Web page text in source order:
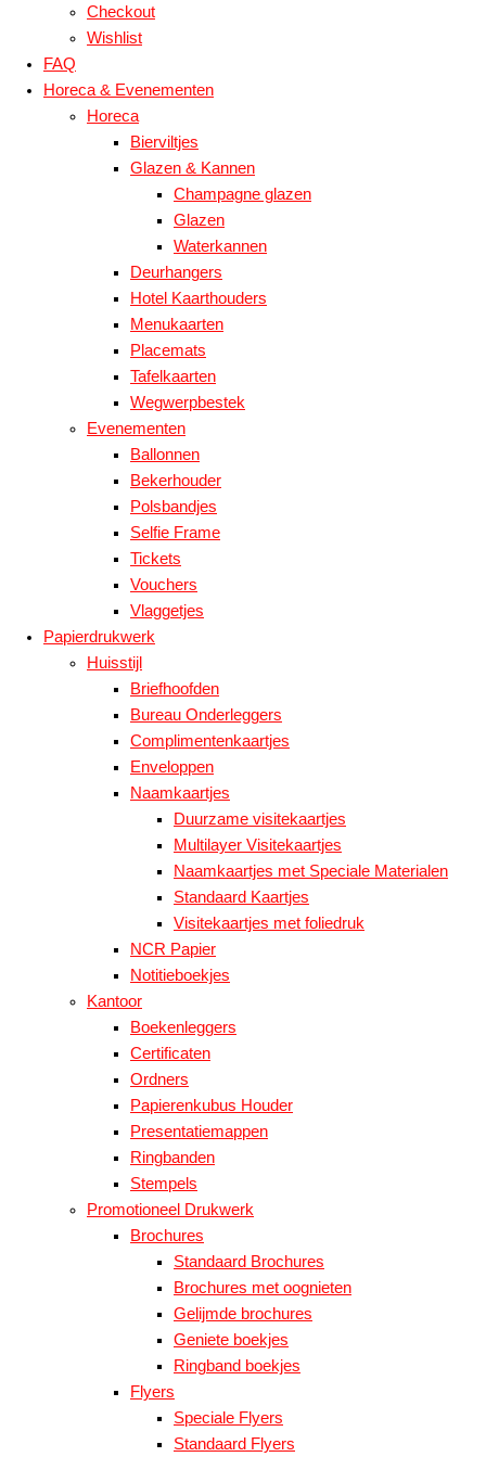
Checkout
Wishlist
FAQ
Horeca & Evenementen
Horeca
Bierviltjes
Glazen & Kannen
Champagne glazen
Glazen
Waterkannen
Deurhangers
Hotel Kaarthouders
Menukaarten
Placemats
Tafelkaarten
Wegwerpbestek
Evenementen
Ballonnen
Bekerhouder
Polsbandjes
Selfie Frame
Tickets
Vouchers
Vlaggetjes
Papierdrukwerk
Huisstijl
Briefhoofden
Bureau Onderleggers
Complimentenkaartjes
Enveloppen
Naamkaartjes
Duurzame visitekaartjes
Multilayer Visitekaartjes
Naamkaartjes met Speciale Materialen
Standaard Kaartjes
Visitekaartjes met foliedruk
NCR Papier
Notitieboekjes
Kantoor
Boekenleggers
Certificaten
Ordners
Papierenkubus Houder
Presentatiemappen
Ringbanden
Stempels
Promotioneel Drukwerk
Brochures
Standaard Brochures
Brochures met oognieten
Gelijmde brochures
Geniete boekjes
Ringband boekjes
Flyers
Speciale Flyers
Standaard Flyers